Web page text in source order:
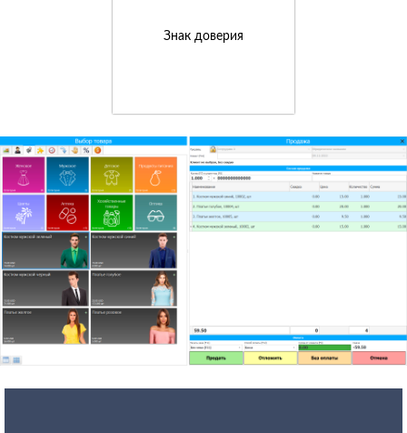
Знак доверия